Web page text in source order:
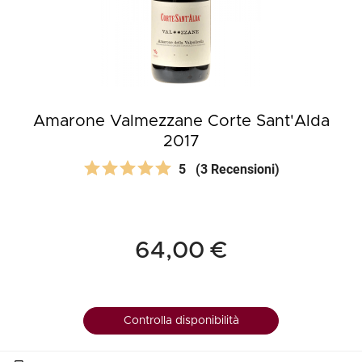
Amarone Valmezzane Corte Sant'Alda
2017
5 (3 Recensioni)
64,00 €
Controlla disponibilità